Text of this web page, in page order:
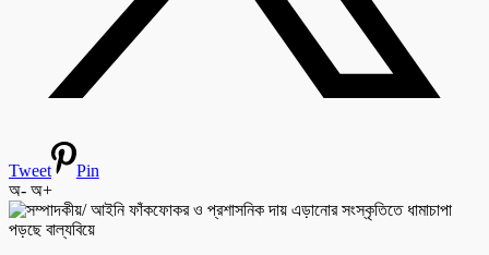
Tweet
Pin
অ- অ+